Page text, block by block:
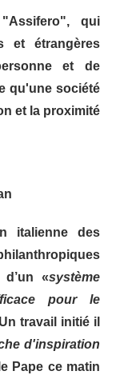
qui
et étrangères
et de
qu'une société
et la proximité
italienne des
«système
pour le
travail initié il
d'inspiration
Pape ce matin